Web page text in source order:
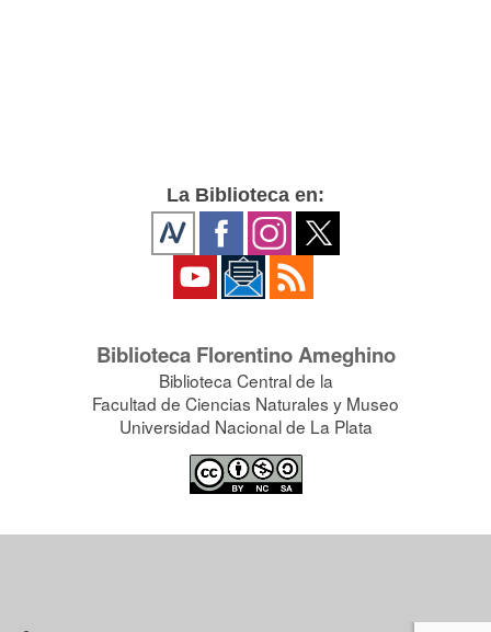
La Biblioteca en:
Biblioteca Florentino Ameghino
Biblioteca Central de la
Facultad de Ciencias Naturales y Museo
Universidad Nacional de La Plata